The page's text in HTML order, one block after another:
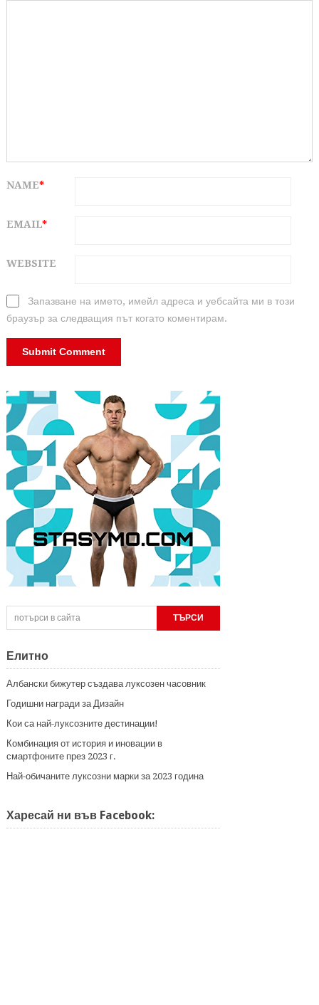
NAME*
EMAIL*
WEBSITE
Запазване на името, имейл адреса и уебсайта ми в този
браузър за следващия път когато коментирам.
Елитно
Албански бижутер създава луксозен часовник
Годишни награди за Дизайн
Кои са най-луксозните дестинации!
Комбинация от история и иновации в
смартфоните през 2023 г.
Най-обичаните луксозни марки за 2023 година
Харесай ни във Facebook: